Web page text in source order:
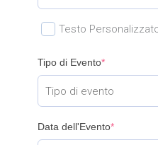
Testo
Tipo di Evento*
Data dell'Evento*